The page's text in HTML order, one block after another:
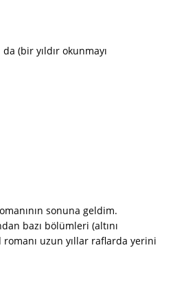
(bir yıldır okunmayı
sonuna geldim.
bazı bölümleri (altını
uzun yıllar raflarda yerini